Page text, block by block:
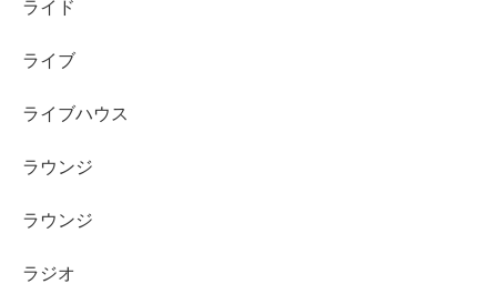
ライド
ライブ
ライブハウス
ラウンジ
ラウンジ
ラジオ